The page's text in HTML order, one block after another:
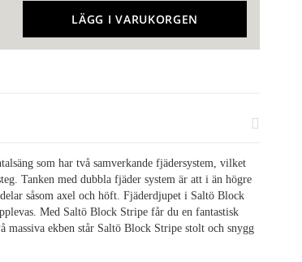
LÄGG I VARUKORGEN
som har två samverkande fjädersystem, vilket
Tanken med dubbla fjäder system är att i än högre
såsom axel och höft. Fjäderdjupet i Saltö Block
Med Saltö Block Stripe får du en fantastisk
massiva ekben står Saltö Block Stripe stolt och snygg